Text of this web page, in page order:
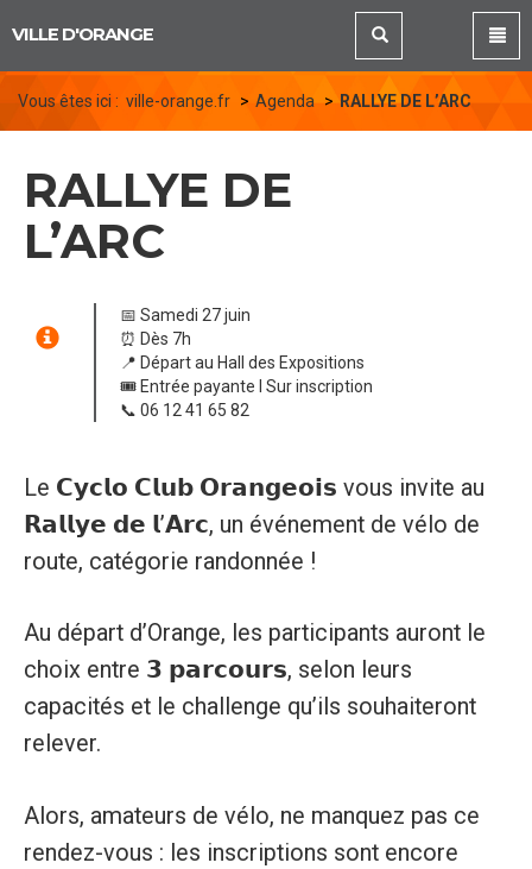
VILLE D'ORANGE
Vous êtes ici : ville-orange.fr Agenda RALLYE DE L’ARC
RALLYE DE
L’ARC
📅 Samedi 27 juin
⏰ Dès 7h
📍 Départ au Hall des Expositions
🎟️ Entrée payante l Sur inscription
📞 06 12 41 65 82
Le 𝗖𝘆𝗰𝗹𝗼 𝗖𝗹𝘂𝗯 𝗢𝗿𝗮𝗻𝗴𝗲𝗼𝗶𝘀 vous invite au
𝗥𝗮𝗹𝗹𝘆𝗲 𝗱𝗲 𝗹’𝗔𝗿𝗰, un événement de vélo de
route, catégorie randonnée !
Au départ d’Orange, les participants auront le
choix entre 𝟯 𝗽𝗮𝗿𝗰𝗼𝘂𝗿𝘀, selon leurs
capacités et le challenge qu’ils souhaiteront
relever.
Alors, amateurs de vélo, ne manquez pas ce
rendez-vous : les inscriptions sont encore